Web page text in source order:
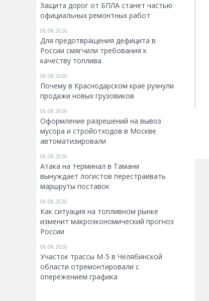
Защита дорог от БПЛА станет частью
официальных ремонтных работ
06.08.2026
Для предотвращения дефицита в
России смягчили требования к
качеству топлива
06.08.2026
Почему в Краснодарском крае рухнули
продажи новых грузовиков
06.08.2026
Оформление разрешений на вывоз
мусора и стройотходов в Москве
автоматизировали
06.08.2026
Атака на терминал в Тамани
вынуждает логистов перестраивать
маршруты поставок
06.08.2026
Как ситуация на топливном рынке
изменит макроэкономический прогноз
России
06.08.2026
Участок трассы М-5 в Челябинской
области отремонтировали с
опережением графика